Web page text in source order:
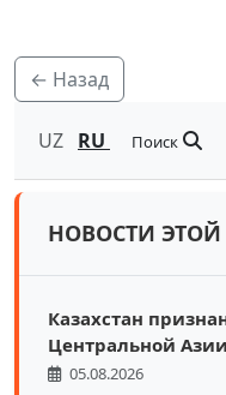
← Назад
UZ RU Поиск
НОВОСТИ ЭТОЙ
Казахстан
Центральной
05.08.2026